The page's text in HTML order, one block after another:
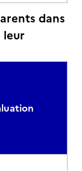
dans
leur